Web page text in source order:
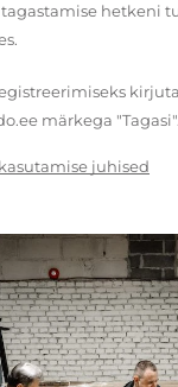
hetkeni
märkega "Tagasi".
juhised